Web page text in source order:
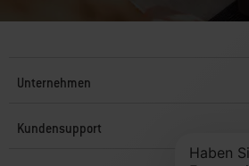
Unternehmen
Kundensupport